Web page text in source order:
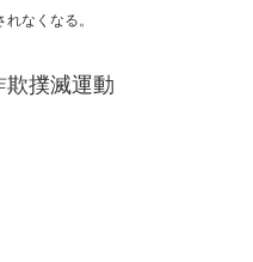
なくなる。
欺撲滅運動